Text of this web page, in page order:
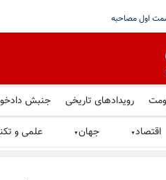
شده؛ خواستار توقف بازداشت‌های خودسرانه،
رویدادهای تاریخی جنبش
اقتصاد▼ جهان▼ علمی و